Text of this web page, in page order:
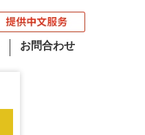
お問合わせ